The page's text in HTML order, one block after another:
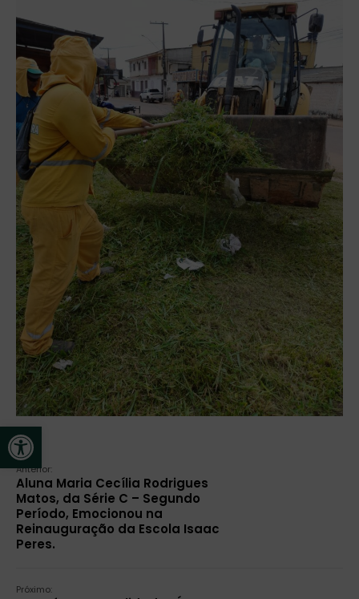
Open toolbar
Anterior:
Aluna Maria Cecília Rodrigues
Matos, da Série C – Segundo
Período, Emocionou na
Reinauguração da Escola Isaac
Peres.
Próximo: